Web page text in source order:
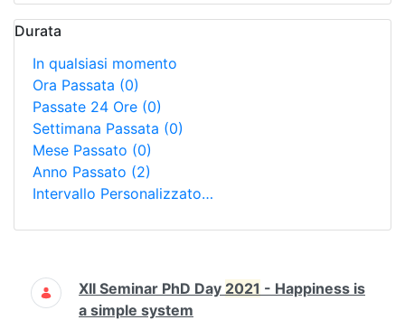
Durata
In qualsiasi momento
Ora Passata (0)
Passate 24 Ore (0)
Settimana Passata (0)
Mese Passato (0)
Anno Passato (2)
Intervallo Personalizzato…
Ricerca
XII Seminar PhD Day 2021 - Happiness is
a simple system